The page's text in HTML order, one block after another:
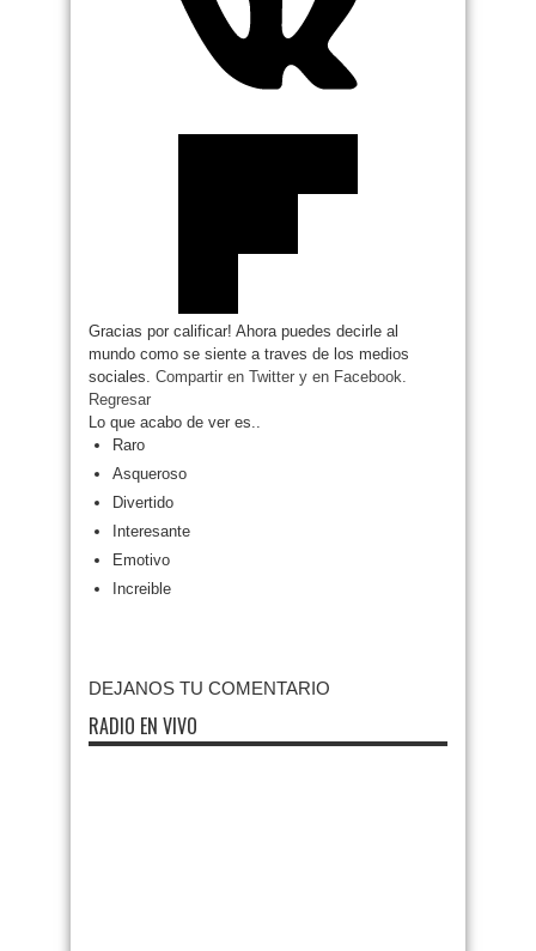
Gracias por calificar! Ahora puedes decirle al
mundo como se siente a traves de los medios
sociales. Compartir en Twitter y en Facebook.
Regresar
Lo que acabo de ver es..
Raro
Asqueroso
Divertido
Interesante
Emotivo
Increible
DEJANOS TU COMENTARIO
RADIO EN VIVO